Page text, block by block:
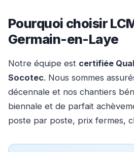
Pourquoi choisir
Germain-en-Laye
Notre équipe est certifiée
Socotec. Nous sommes
décennale et nos chantiers
biennale et de parfait
poste par poste, prix fermes,